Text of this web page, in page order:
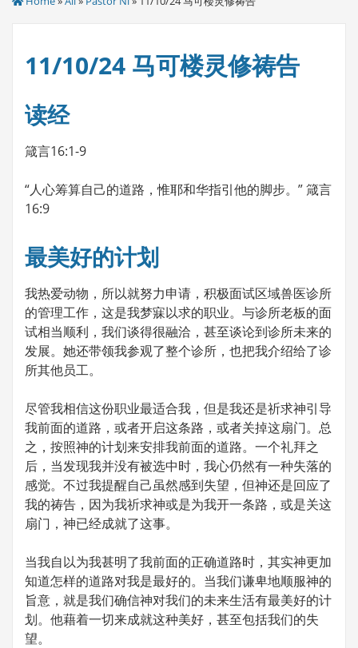
11/10/24 马可楼灵修祷告
读经
箴言16:1-9
“人心筹算自己的道路，惟耶和华指引他的脚步。” 箴言
16:9
最美好的计划
我热爱动物，所以就努力申请，积极面试区域兽医诊所
的管理工作，这是我梦寐以求的职业。与诊所老板的面
试相当顺利，我们谈得很融洽，甚至谈论到诊所未来的
发展。她还带领我参观了整个诊所，也把我介绍给了诊
所其他员工。
尽管我相信这份职业最适合我，但是我还是祈求神引导
我前面的道路，或者开启这条路，或者关掉这扇门。总
之，按照神的计划来安排我前面的道路。一个礼拜之
后，当发现我并没有被选中时，我心仍然有一种失落的
感觉。不过我提醒自己虽然感到失望，但神还是回应了
我的祷告，因为我祈求神或是为我开一条路，或是关这
扇门，神已经成就了这事。
当我自以为我甚明了我前面的正确道路时，其实神更加
知道怎样的道路对我是最好的。当我们谦卑地顺服神的
旨意，就是我们确信神对我们的未来生活有最美好的计
划。他藉着一切来成就这种美好，甚至包括我们的失
望。